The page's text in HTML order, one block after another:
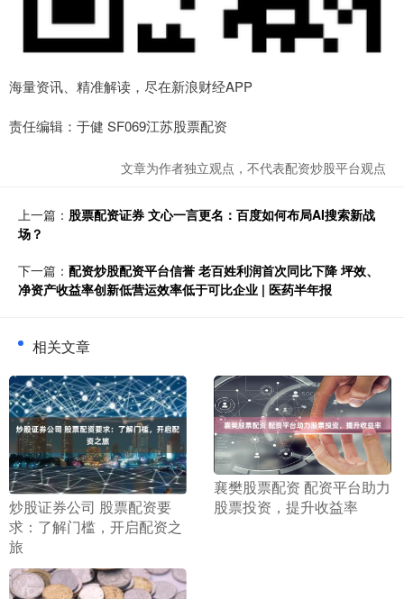
海量资讯、精准解读，尽在新浪财经APP
责任编辑：于健 SF069江苏股票配资
文章为作者独立观点，不代表配资炒股平台观点
上一篇： 股票配资证券 文心一言更名：百度如何布局AI搜索新战
场？
下一篇： 配资炒股配资平台信誉 老百姓利润首次同比下降 坪效、
净资产收益率创新低营运效率低于可比企业 | 医药半年报
相关文章
​炒股证券公司 股票配资要
求：了解门槛，开启配资之
旅
​襄樊股票配资 配资平台助力
股票投资，提升收益率